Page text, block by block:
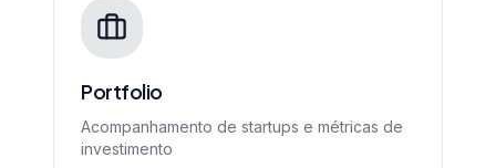
Portfolio
Acompanhamento de startups e métricas de
investimento